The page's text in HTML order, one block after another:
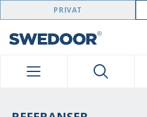
SWEDOOR NAVIGATION
PRIVAT